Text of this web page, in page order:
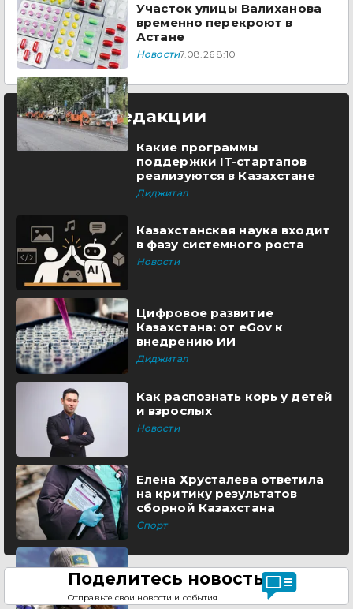
Участок улицы Валиханова
временно перекроют в
Астане
Новости7.08.26 8:10
Выбор редакции
Какие программы
поддержки IT-стартапов
реализуются в Казахстане
Диджитал
Казахстанская наука входит
в фазу системного роста
Новости
Цифровое развитие
Казахстана: от eGov к
внедрению ИИ
Диджитал
Как распознать корь у детей
и взрослых
Новости
Елена Хрусталева ответила
на критику результатов
сборной Казахстана
Спорт
Поделитесь новостью
Отправьте свои новости и события